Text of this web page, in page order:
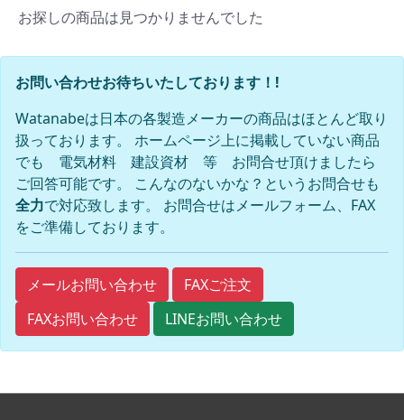
お探しの商品は見つかりませんでした
お問い合わせお待ちいたしております！!
Watanabeは日本の各製造メーカーの商品はほとんど取り
扱っております。 ホームページ上に掲載していない商品
でも 電気材料 建設資材 等 お問合せ頂けましたら
ご回答可能です。 こんなのないかな？というお問合せも
全力で対応致します。 お問合せはメールフォーム、FAX
をご準備しております。
メールお問い合わせ
FAXご注文
FAXお問い合わせ
LINEお問い合わせ